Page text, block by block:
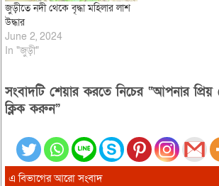
জুড়ীতে নদী থেকে বৃদ্ধা মহিলার লাশ
উদ্ধার
June 2, 2024
In "জুড়ী"
সংবাদটি শেয়ার করতে নিচের “আপনার প্রিয়
ক্লিক করুন”
এ বিভাগের আরো সংবাদ